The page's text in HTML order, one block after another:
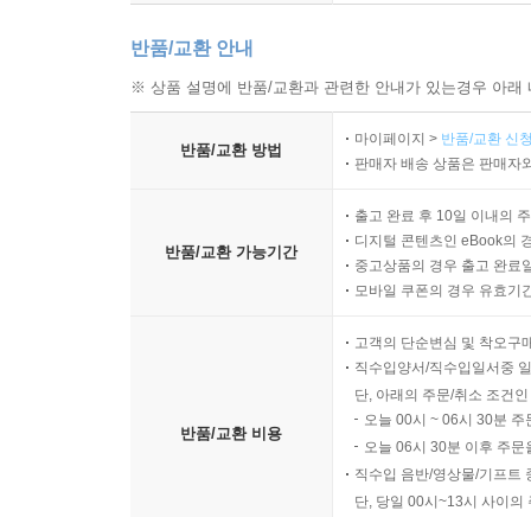
반품/교환 안내
※ 상품 설명에 반품/교환과 관련한 안내가 있는경우 아
반품/교환 방법
마이페이지 > 반품/교환 신
판매자 배송 상품은 판매자
반품/교환 가능기간
출고 완료 후 10일 이내의
디지털 콘텐츠인 eBook의
중고상품의 경우 출고 완료
모바일 쿠폰의 경우 유효기
반품/교환 비용
고객의 단순변심 및 착오구
직수입양서/직수입일서중
단, 아래의 주문/취소 조건
오늘 00시 ~ 06시 30분
오늘 06시 30분 이후 주
직수입 음반/영상물/기프트
단, 당일 00시~13시 사이의